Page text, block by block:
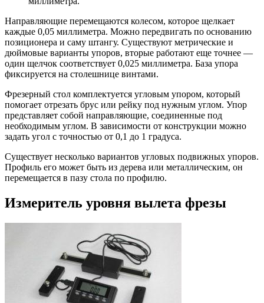
Направляющие перемещаются колесом, которое щелкает
каждые 0,05 миллиметра. Можно передвигать по основанию
позиционера и саму штангу. Существуют метрические и
дюймовые варианты упоров, вторые работают еще точнее —
один щелчок соответствует 0,025 миллиметра. База упора
фиксируется на столешнице винтами.
Фрезерный стол комплектуется угловым упором, который
помогает отрезать брус или рейку под нужным углом. Упор
представляет собой направляющие, соединенные под
необходимым углом. В зависимости от конструкции можно
задать угол с точностью от 0,1 до 1 градуса.
Существует несколько вариантов угловых подвижных упоров.
Профиль его может быть из дерева или металлическим, он
перемещается в пазу стола по профилю.
Измеритель уровня вылета фрезы